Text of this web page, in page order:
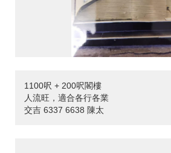
1100呎 + 200呎閣樓
人流旺，適合各行各業
交吉 6337 6638 陳太